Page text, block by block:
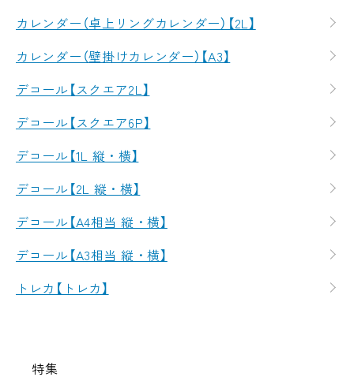
カレンダー（卓上リングカレンダー）【2L】
カレンダー（壁掛けカレンダー）【A3】
デコール【スクエア2L】
デコール【スクエア6P】
デコール【1L 縦・横】
デコール【2L 縦・横】
デコール【A4相当 縦・横】
デコール【A3相当 縦・横】
トレカ【トレカ】
特集